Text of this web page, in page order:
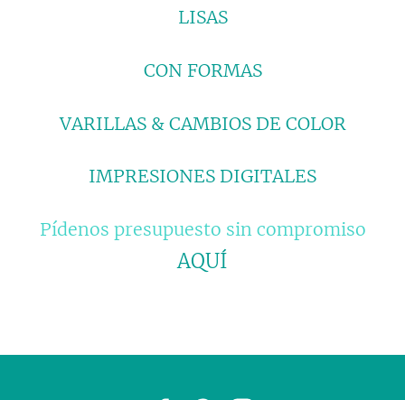
LISAS
CON FORMAS
VARILLAS & CAMBIOS DE COLOR
IMPRESIONES DIGITALES
Pídenos presupuesto sin compromiso
AQUÍ